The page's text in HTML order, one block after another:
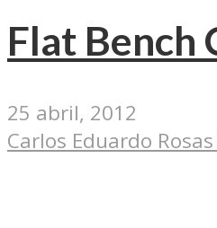
Flat Bench
25 abril, 2012
Carlos Eduardo